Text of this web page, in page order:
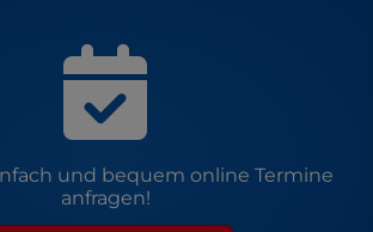
und bequem online Termine
anfragen!